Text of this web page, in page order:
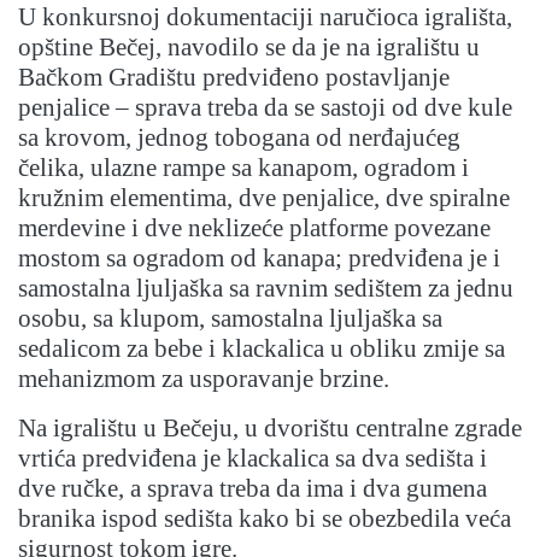
U konkursnoj dokumentaciji naručioca igrališta,
opštine Bečej, navodilo se da je na igralištu u
Bačkom Gradištu predviđeno postavljanje
penjalice – sprava treba da se sastoji od dve kule
sa krovom, jednog tobogana od nerđajućeg
čelika, ulazne rampe sa kanapom, ogradom i
kružnim elementima, dve penjalice, dve spiralne
merdevine i dve neklizeće platforme povezane
mostom sa ogradom od kanapa; predviđena je i
samostalna ljuljaška sa ravnim sedištem za jednu
osobu, sa klupom, samostalna ljuljaška sa
sedalicom za bebe i klackalica u obliku zmije sa
mehanizmom za usporavanje brzine.
Na igralištu u Bečeju, u dvorištu centralne zgrade
vrtića predviđena je klackalica sa dva sedišta i
dve ručke, a sprava treba da ima i dva gumena
branika ispod sedišta kako bi se obezbedila veća
sigurnost tokom igre.